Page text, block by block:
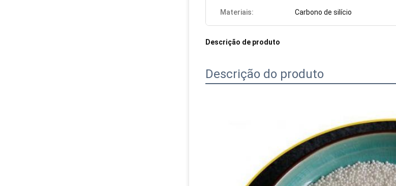
Materiais: Carbono de silício
Descrição de produto
Descrição do produto